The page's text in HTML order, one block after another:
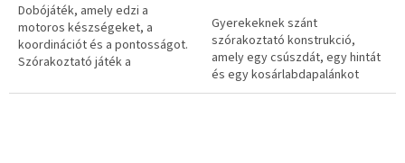
0,0
csillag.
Dobójáték, amely edzi a
motoros készségeket, a
koordinációt és a pontosságot.
Szórakoztató játék a
házikóban.
Gyerekeknek szánt
szórakoztató konstrukció,
amely egy csúszdát, egy hintát
és egy kosárlabdapalánkot
kombinál. Biztonságos anyag,